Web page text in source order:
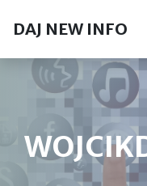
DAJ NEW INFO